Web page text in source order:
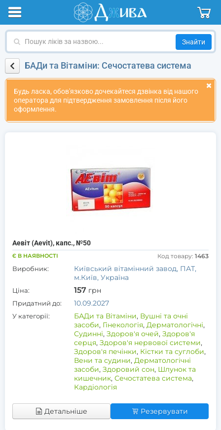
Пошук
за
назвоюБАДи та Вітаміни: Сечостатева система
Будь ласка, обов'язково дочекайтеся дзвінка від нашого
оператора для підтвердження замовлення після його
оформлення.
Аевіт (Aevit), капс., №50
Є В НАЯВНОСТІ Код товару: 1463
Виробник:
Київський вітамінний завод, ПАТ,
м.Київ, Україна
Ціна: 157 грн
Придатний до: 10.09.2027
У категорії: БАДи та Вітаміни, Вушні та очні
засоби, Гінекологія, Дерматологічні,
Судинні, Здоров'я очей, Здоров'я
серця, Здоров'я нервової системи,
Здоров'я печінки, Кістки та суглоби,
Вени та судини, Дерматологічні
засоби, Здоровий сон, Шлунок та
кишечник, Сечостатева система,
Кардіологія
Детальніше Резервувати